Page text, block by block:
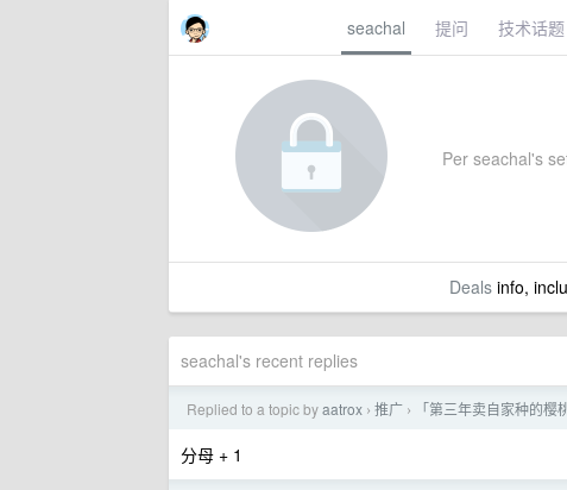
seachal 提问 技术话题
Per seachal's
Dealsinfo,
seachal's recent replies
Replied to a topic byaatrox › 推广 › 「第三年卖自家种的
分母 + 1